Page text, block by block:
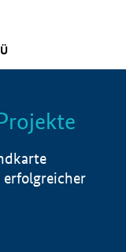
Info